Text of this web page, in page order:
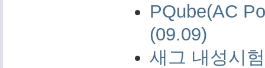
PQube(AC
(09.09)
새그 내성시